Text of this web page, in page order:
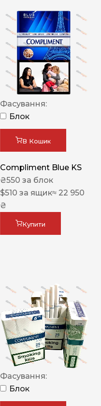
Фасування:
Блок
В Кошик
Compliment Blue KS
₴550 за блок
$510 за ящик≈ 22 950
₴
Купити
Фасування:
Блок